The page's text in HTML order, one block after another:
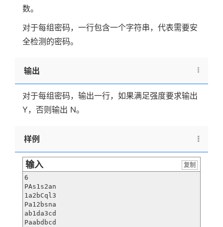
数。
对于每组密码，一行包含一个字符串，代表需要安
全检测的密码。
输出
对于每组密码，输出一行，如果满足强度要求输出
Y，否则输出 N。
样例
输入
复制
6
PAs1s2an
1a2bCql3
Pa12bsna
ab1da3cd
Paabdbcd